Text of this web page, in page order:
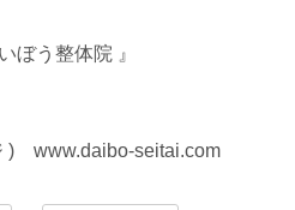
う整体院 』
) www.daibo-seitai.com